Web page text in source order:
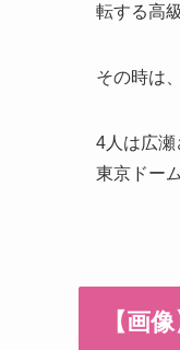
転する高
その時は
4人は広瀬
東京ドー
【画